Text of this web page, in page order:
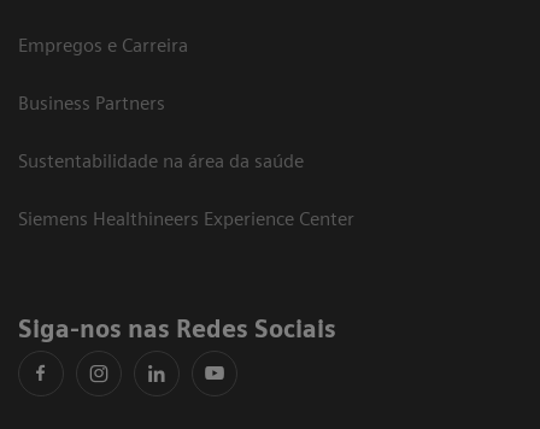
Empregos e Carreira
Business Partners
Sustentabilidade na área da saúde
Siemens Healthineers Experience Center
Siga-nos nas Redes Sociais